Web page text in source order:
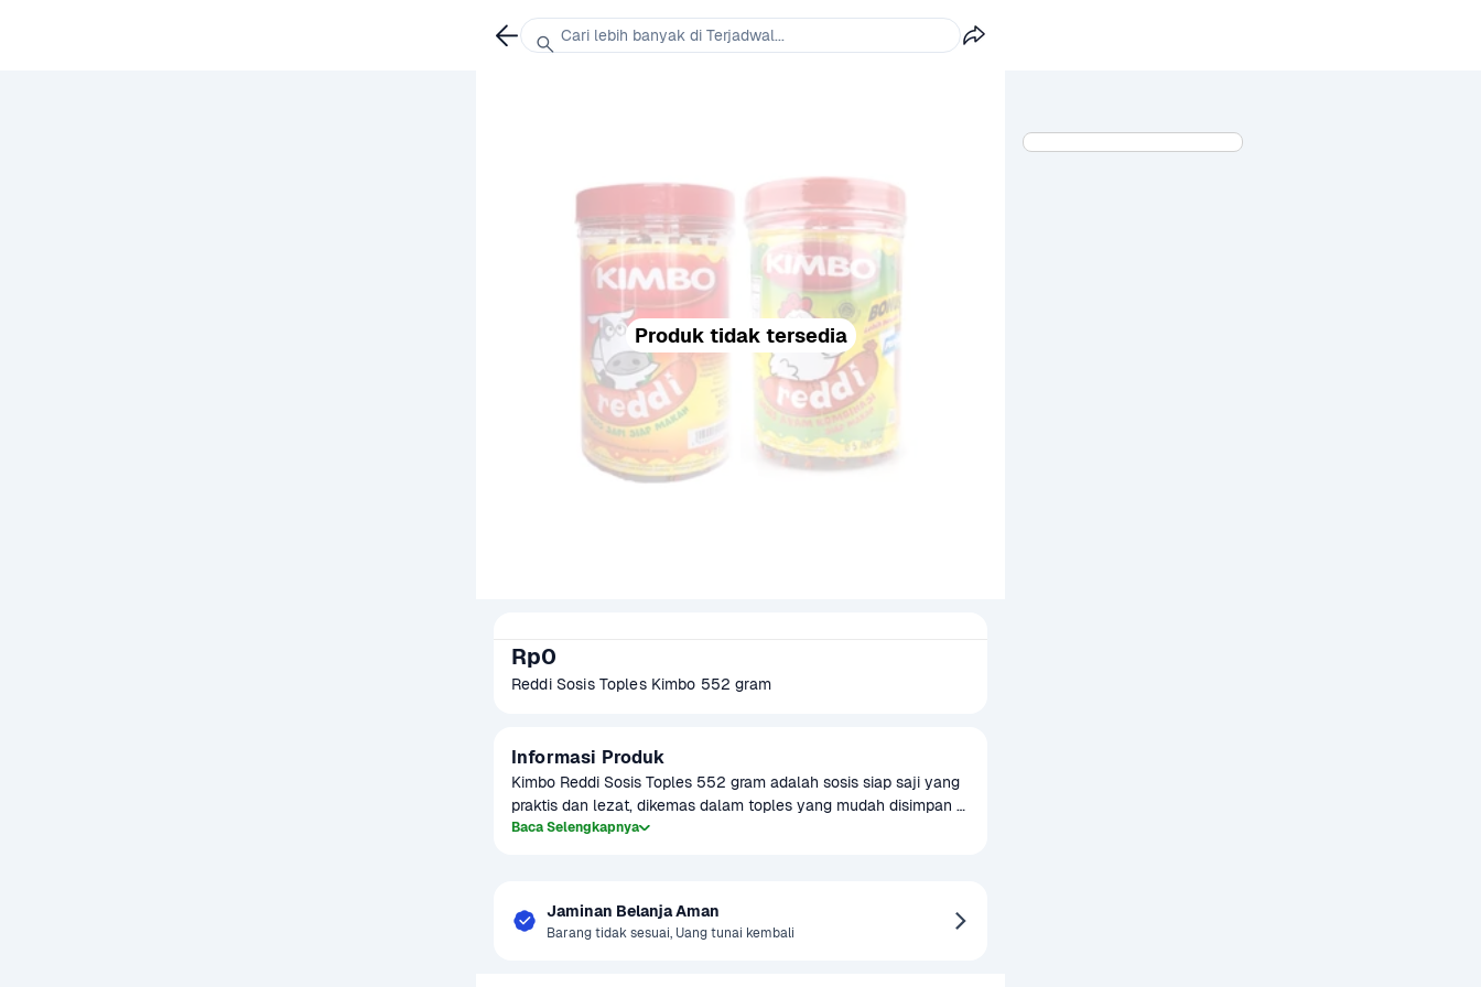
Produk tidak tersedia
Rp0
Reddi Sosis Toples Kimbo 552 gram
Informasi Produk
Kimbo Reddi Sosis Toples 552 gram adalah sosis siap saji yang
praktis dan lezat, dikemas dalam toples yang mudah disimpan
dan digunakan. Sosis ini terbuat dari bahan berkualitas tinggi
kemasannya yang toples, Kimbo Reddi Sosis mudah untuk
disimpan di rumah dan dapat dinikmati kapan saja.
Baca Selengkapnya
Jaminan Belanja Aman
Barang tidak sesuai, Uang tunai kembali
Cari lebih banyak di Terjadwal...